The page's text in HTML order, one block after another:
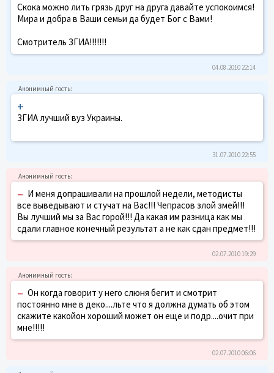
Скока можно лить грязь друг на друга давайте успокоимся!
Мира и добра в Ваши семьи да будет Бог с Вами!
Смотритель ЗГИА!!!!!!!
04.08.2010 22:14
+
ЗГИА лучший вуз Украины.
31.07.2010 22:55
– И меня допрашивали на прошлой недели, методисты
все выведывают и стучат на Вас!!! Чепрасов злой змей!!!
Вы лучший мы за Вас горой!!! Да какая им разница как мы
сдали главное конечный результат а не как сдан предмет!!!
02.07.2010 19:29
– Он когда говорит у него слюня бегит и смотрит
постоянно мне в деко....льте что я должна думать об этом
скажите какойон хороший может он еще и подр....очит при
мне!!!!!
02.07.2010 06:06